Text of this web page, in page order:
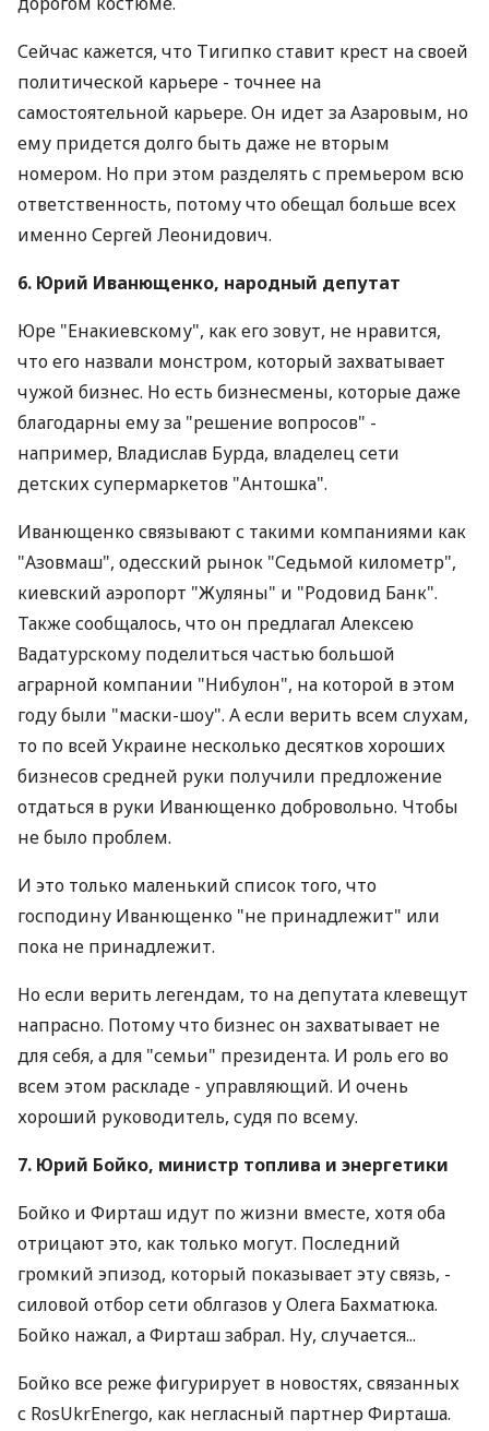
Сейчас кажется, что Тигипко ставит крест на своей
политической карьере - точнее на
самостоятельной карьере. Он идет за Азаровым, но
ему придется долго быть даже не вторым
номером. Но при этом разделять с премьером всю
ответственность, потому что обещал больше всех
именно Сергей Леонидович.
6. Юрий Иванющенко, народный депутат
Юре "Енакиевскому", как его зовут, не нравится,
что его назвали монстром, который захватывает
чужой бизнес. Но есть бизнесмены, которые даже
благодарны ему за "решение вопросов" -
например, Владислав Бурда, владелец сети
детских супермаркетов "Антошка".
Иванющенко связывают с такими компаниями как
"Азовмаш", одесский рынок "Седьмой километр",
киевский аэропорт "Жуляны" и "Родовид Банк".
Также сообщалось, что он предлагал Алексею
Вадатурскому поделиться частью большой
аграрной компании "Нибулон", на которой в этом
году были "маски-шоу". А если верить всем слухам,
то по всей Украине несколько десятков хороших
бизнесов средней руки получили предложение
отдаться в руки Иванющенко добровольно. Чтобы
не было проблем.
И это только маленький список того, что
господину Иванющенко "не принадлежит" или
пока не принадлежит.
Но если верить легендам, то на депутата клевещут
напрасно. Потому что бизнес он захватывает не
для себя, а для "семьи" президента. И роль его во
всем этом раскладе - управляющий. И очень
хороший руководитель, судя по всему.
7. Юрий Бойко, министр топлива и энергетики
Бойко и Фирташ идут по жизни вместе, хотя оба
отрицают это, как только могут. Последний
громкий эпизод, который показывает эту связь, -
силовой отбор сети облгазов у Олега Бахматюка.
Бойко нажал, а Фирташ забрал. Ну, случается...
Бойко все реже фигурирует в новостях, связанных
с RosUkrEnergo, как негласный партнер Фирташа.